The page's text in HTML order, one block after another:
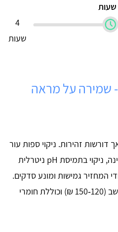
4
שעות
- שמירה על מראה
זהירות. ניקוי ספות עור
בעכו מתחיל בשאיבת אבק עדינה, ניקוי בתמיסת pH ניטרלית
המחזיר גמישות ומונע סדקים.
העלות, כאמור, נמדדת פר‑מושב (120‑150 ₪) וכוללת חומרי